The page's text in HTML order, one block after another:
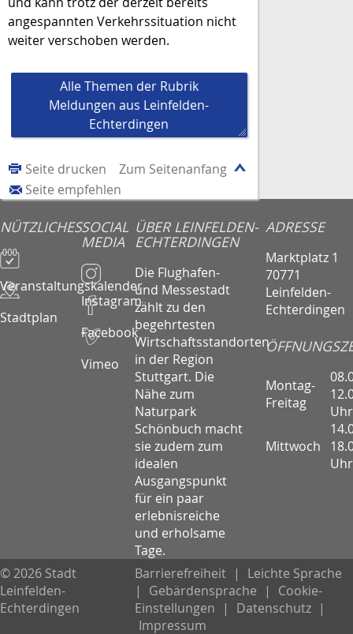
angespannten Verkehrssituation nicht
weiter verschoben werden.
Alle Themen der Rubrik
Meldungen aus Leinfelden-
Echterdingen
Zum Seitenanfang
Seite drucken
Seite empfehlen
NÜTZLICHES
Veranstaltungskalender
Stadtplan
SOCIAL
MEDIA
Instagram
Facebook
Vimeo
ÜBER LEINFELDEN-
ECHTERDINGEN
Die Flughafen-
und Messestadt
zählt zu den
begehrtesten
Wirtschaftsstandorten
in der Region
Stuttgart. Die
Nähe zum
Naturpark
Schönbuch macht
sie zudem zum
idealen
Ausgangspunkt
für ein paar
erlebnisreiche
und erholsame
Tage.
ADRESSE
Marktplatz 1
70771
Leinfelden-
Echterdingen
Montag-
Freitag
Uhr
Mittwoch
Uhr
© 2026 Stadt
Leinfelden-
Echterdingen
Barrierefreiheit |
Leichte Sprache
|
Gebärdensprache |
Cookie-
Einstellungen
| Datenschutz |
Impressum